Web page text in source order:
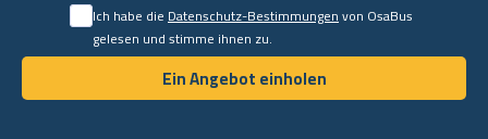
Ich habe dieDatenschutz-Bestimmungenvon OsaBus
gelesen und stimme ihnen zu.
Ein Angebot einholen
Ein Angebot einholen